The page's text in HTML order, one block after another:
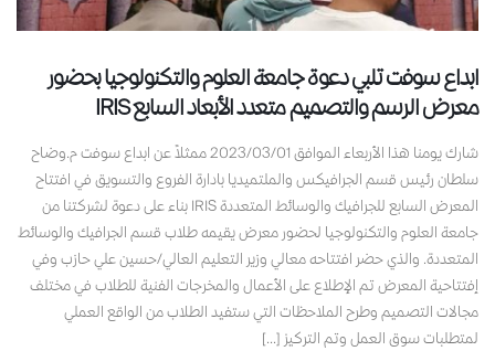
ابداع سوفت تلبي دعوة جامعة العلوم والتكنولوجيا بحضور
معرض الرسم والتصميم متعدد الأبعاد السابع IRIS
شارك يومنا هذا الأربعاء الموافق 2023/03/01 ممثلاً عن ابداع سوفت م.وضاح
سلطان رئيس قسم الجرافيكس والملتميديا بادارة الفروع والتسويق في افتتاح
المعرض السابع للجرافيك والوسائط المتعددة IRIS بناء على دعوة لشركتنا من
جامعة العلوم والتكنولوجيا لحضور معرض يقيمه طلاب قسم الجرافيك والوسائط
المتعددة. والذي حضر افتتاحه معالي وزير التعليم العالي/حسين علي حازب وفي
إفتتاحية المعرض تم الإطلاع على الأعمال والمخرجات الفنية للطلاب في مختلف
مجالات التصميم وطرح الملاحظات التي ستفيد الطلاب من الواقع العملي
لمتطلبات سوق العمل وتم التركيز [...]